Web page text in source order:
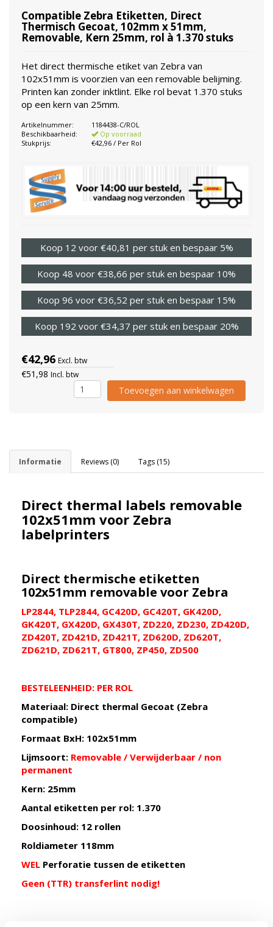
Compatible Zebra Etiketten, Direct
Thermisch Gecoat, 102mm x 51mm,
Removable, Kern 25mm, rol à 1.370 stuks
Het direct thermische etiket van Zebra van
102x51mm is voorzien van een removable belijming.
Printen kan zonder inktlint. Elke rol bevat 1.370 stuks
op een kern van 25mm.
Artikelnummer:
1184438-C/ROL
Beschikbaarheid:
Op voorraad
Stukprijs:
€42,96 / Per Rol
Koop 12 voor €40,81 per stuk en bespaar 5%
Koop 48 voor €38,66 per stuk en bespaar 10%
Koop 96 voor €36,52 per stuk en bespaar 15%
Koop 192 voor €34,37 per stuk en bespaar 20%
€42,96 Excl. btw
€51,98 Incl. btw
Toevoegen aan winkelwagen
Informatie Reviews (0) Tags (15)
Direct thermal labels removable
102x51mm voor Zebra
labelprinters
Direct thermische etiketten
102x51mm removable voor Zebra
LP2844, TLP2844, GC420D, GC420T, GK420D,
GK420T, GX420D, GX430T, ZD220, ZD230, ZD420D,
ZD420T, ZD421D, ZD421T, ZD620D, ZD620T,
ZD621D, ZD621T, GT800, ZP450, ZD500
BESTELEENHEID: PER ROL
Materiaal: Direct thermal Gecoat (Zebra
compatible)
Formaat BxH: 102x51mm
Lijmsoort: Removable / Verwijderbaar / non
permanent
Kern: 25mm
Aantal etiketten per rol: 1.370
Doosinhoud: 12 rollen
Roldiameter 118mm
WEL Perforatie tussen de etiketten
Geen (TTR) transferlint nodig!